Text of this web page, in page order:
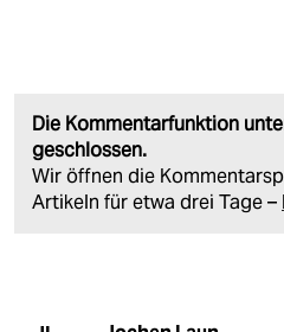
Die Kommentarfunktion
geschlossen.
Wir öffnen die
Artikeln für etwa drei Tage –